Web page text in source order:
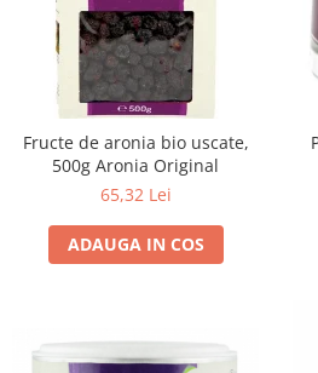
Cereale, fulgi din cereale, mic
dejun
Bauturi vegetale
Orez, Faina si Premixuri
Ulei, otet
Produse din carne
Sosuri, Ketchup bio
Pudre si prafuri
tartinabile
Fructe de aronia bio uscate,
500g Aronia Original
65,32 Lei
ADAUGA IN COS